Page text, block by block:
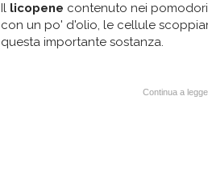
Il licopene contenuto nei
con un po' d'olio, le cellule
questa importante sostanza.
Continua a